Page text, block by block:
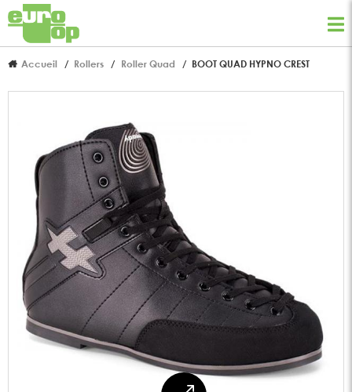
Accueil Rollers Roller Quad BOOT QUAD HYPNO CREST